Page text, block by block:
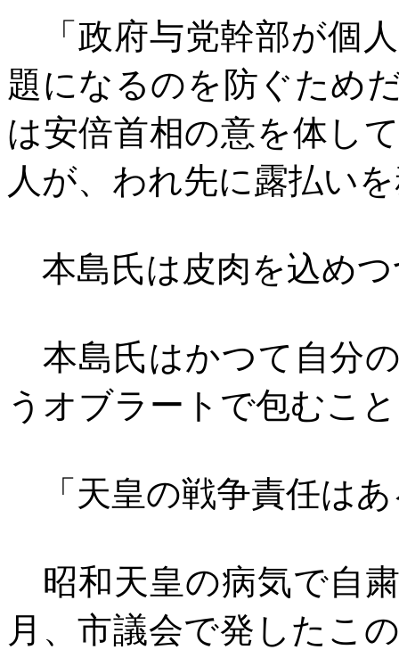
「政府与党幹部が個
題になるのを防ぐため
は安倍首相の意を体し
人が、われ先に露払い
本島氏は皮肉を込め
本島氏はかつて自分
うオブラートで包むこ
「天皇の戦争責任は
昭和天皇の病気で自
月、市議会で発したこ